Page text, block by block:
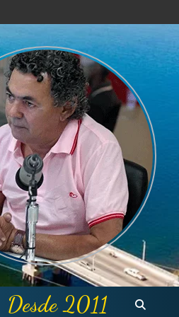
Desde 2011